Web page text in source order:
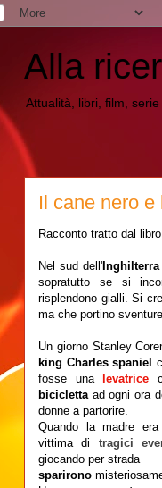
Alla
Attualità, libri, film,
Il cane nero
Racconto tratto dal
Nel sud dell' Inghilterra
sopratutto se si
risplendono gialli. Si
ma che portino
Un giorno Stanley
king Charles spaniel
fosse una
levatrice
bicicletta ad ogni ora
donne a partorire.
Quando la madre
vittima di tragici
giocando per strada
sparirono